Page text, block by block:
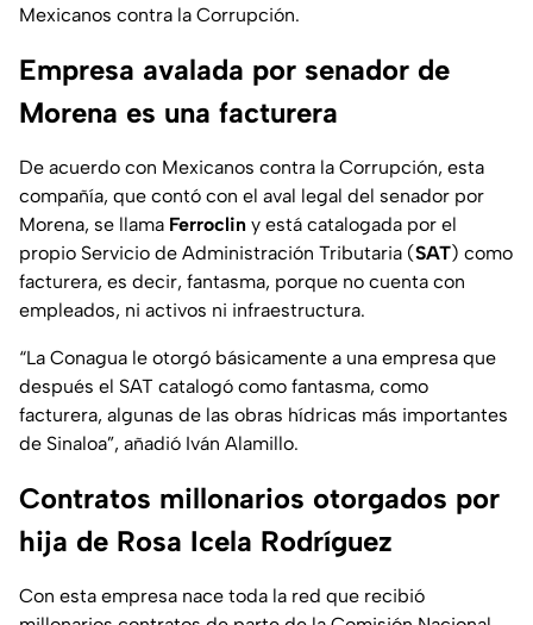
Mexicanos contra la Corrupción.
Empresa avalada por senador de
Morena es una facturera
De acuerdo con Mexicanos contra la Corrupción, esta
compañía, que contó con el aval legal del senador por
Morena, se llama Ferroclin y está catalogada por el
propio Servicio de Administración Tributaria (SAT) como
facturera, es decir, fantasma, porque no cuenta con
empleados, ni activos ni infraestructura.
“La Conagua le otorgó básicamente a una empresa que
después el SAT catalogó como fantasma, como
facturera, algunas de las obras hídricas más importantes
de Sinaloa”, añadió Iván Alamillo.
Contratos millonarios otorgados por
hija de Rosa Icela Rodríguez
Con esta empresa nace toda la red que recibió